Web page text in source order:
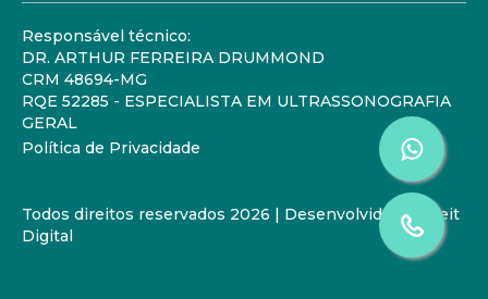
Responsável técnico:
DR. ARTHUR FERREIRA DRUMMOND
CRM 48694-MG
RQE 52285 - ESPECIALISTA EM ULTRASSONOGRAFIA
GERAL
Política de Privacidade
Todos direitos reservados 2026 | Desenvolvido por
Zeit
Digital